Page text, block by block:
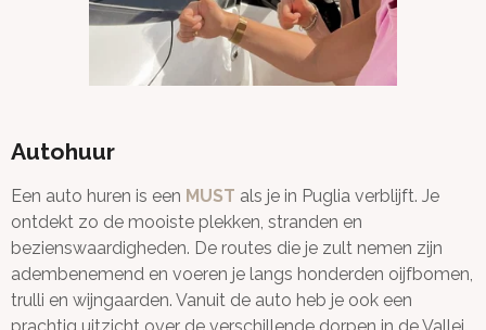
Autohuur
Een auto huren is een MUST als je in Puglia verblijft. Je
ontdekt zo de mooiste plekken, stranden en
bezienswaardigheden. De routes die je zult nemen zijn
adembenemend en voeren je langs honderden oijfbomen,
trulli en wijngaarden. Vanuit de auto heb je ook een